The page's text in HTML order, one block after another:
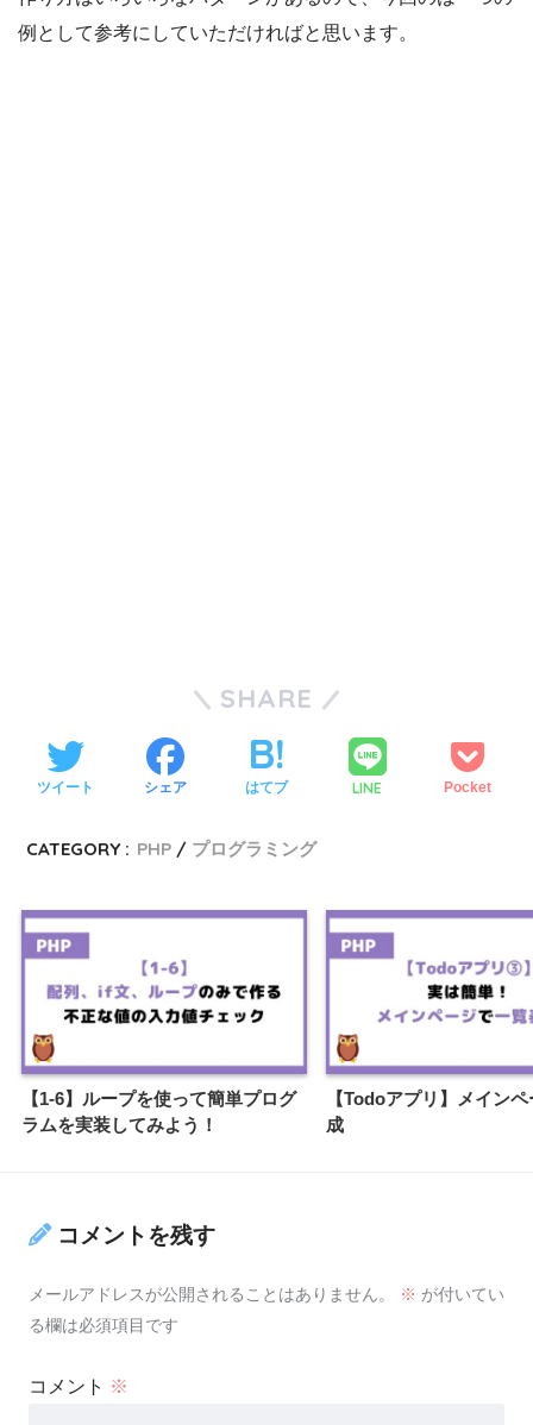
例として参考にしていただければと思います。
SHARE
ツイート シェア はてブ LINE Pocket
CATEGORY : PHP プログラミング
【1-6】ループを使って簡単プログ
ラムを実装してみよう！
【Todoアプリ】メイン
成
コメントを残す
メールアドレスが公開されることはありません。 ※ が付いてい
る欄は必須項目です
コメント ※